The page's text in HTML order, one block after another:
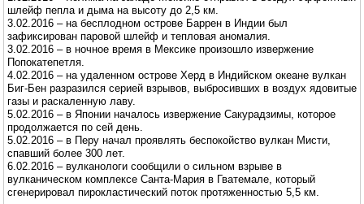
шлейф пепла и дыма на высоту до 2,5 км.
3.02.2016 – на бесплодном острове Баррен в Индии был
зафиксирован паровой шлейф и тепловая аномалия.
3.02.2016 – в ночное время в Мексике произошло извержение
Попокатепетля.
4.02.2016 – на удаленном острове Херд в Индийском океане вулкан
Биг-Бен разразился серией взрывов, выбросивших в воздух ядовитые
газы и раскаленную лаву.
5.02.2016 – в Японии началось извержение Сакурадзимы, которое
продолжается по сей день.
5.02.2016 – в Перу начал проявлять беспокойство вулкан Мисти,
спавший более 300 лет.
6.02.2016 – вулканологи сообщили о сильном взрыве в
вулканическом комплексе Санта-Мария в Гватемале, который
сгенерировал пирокластический поток протяженностью 5,5 км.